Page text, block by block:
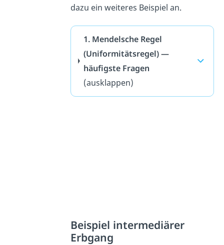
dazu ein weiteres Beispiel an.
1. Mendelsche Regel
(Uniformitätsregel) —
häufigste Fragen
(ausklappen)
Beispiel intermediärer
Erbgang